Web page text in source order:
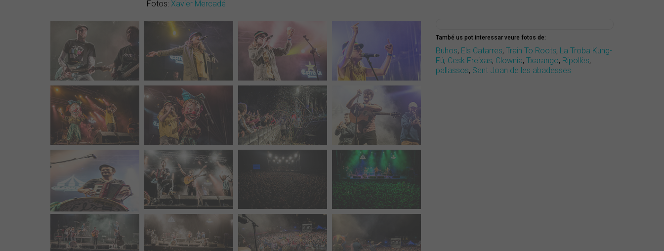
Fotos: Xavier Mercadé
També us pot interessar veure fotos de:
Buhos, Els Catarres, Train To Roots, La Troba Kung-
Fú, Cesk Freixas, Clownia, Txarango, Ripollès,
pallassos, Sant Joan de les abadesses